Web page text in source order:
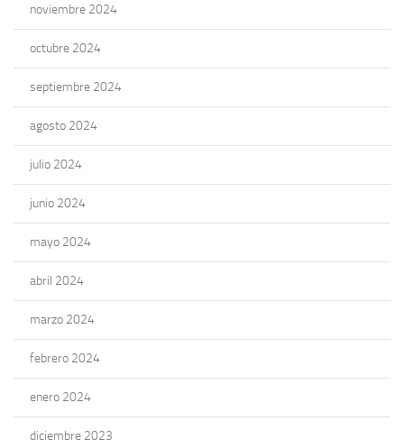
noviembre 2024
octubre 2024
septiembre 2024
agosto 2024
julio 2024
junio 2024
mayo 2024
abril 2024
marzo 2024
febrero 2024
enero 2024
diciembre 2023